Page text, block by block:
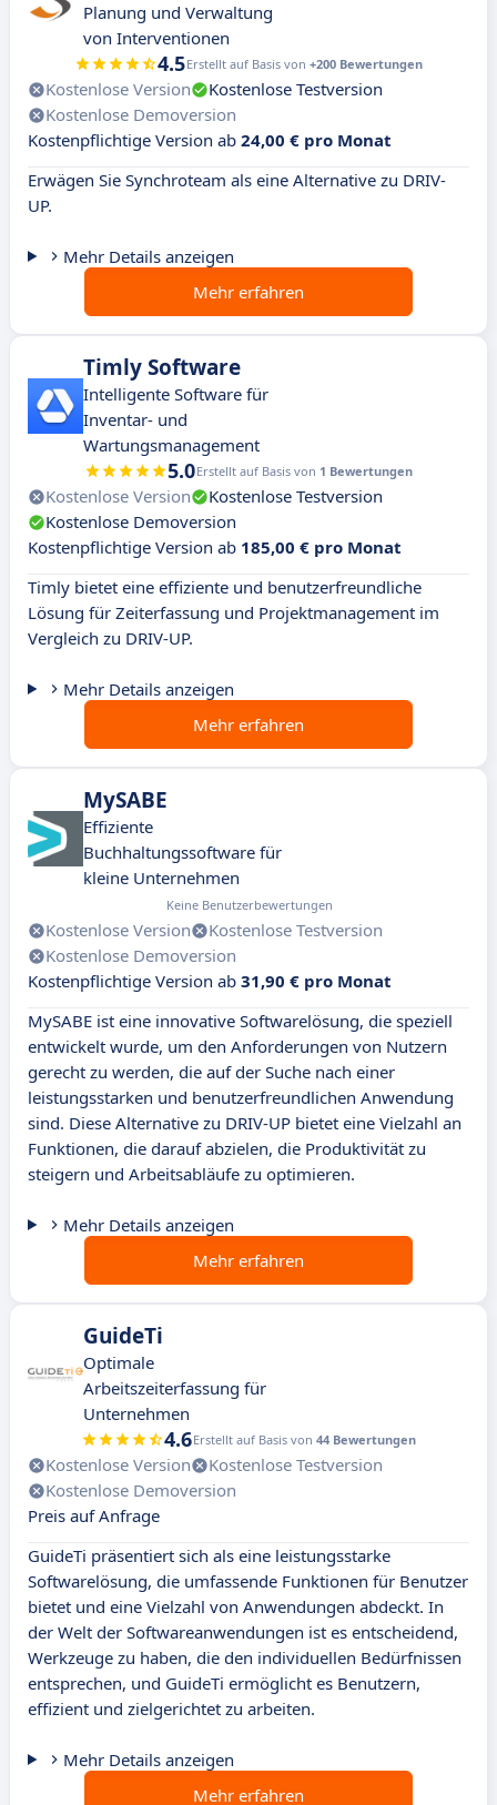
Planung und Verwaltung
von Interventionen
4.5Erstellt auf Basis von +200 Bewertungen
Kostenlose Version
Kostenlose Testversion
Kostenlose Demoversion
Kostenpflichtige Version ab 24,00 € pro Monat
Erwägen Sie Synchroteam als eine Alternative zu DRIV-
UP.
Mehr Details anzeigen
Mehr erfahren
Timly Software
Intelligente Software für
Inventar- und
Wartungsmanagement
5.0Erstellt auf Basis von 1 Bewertungen
Kostenlose Version
Kostenlose Testversion
Kostenlose Demoversion
Kostenpflichtige Version ab 185,00 € pro Monat
Timly bietet eine effiziente und benutzerfreundliche
Lösung für Zeiterfassung und Projektmanagement im
Vergleich zu DRIV-UP.
Mehr Details anzeigen
Mehr erfahren
MySABE
Effiziente
Buchhaltungssoftware für
kleine Unternehmen
Keine Benutzerbewertungen
Kostenlose Version
Kostenlose Testversion
Kostenlose Demoversion
Kostenpflichtige Version ab 31,90 € pro Monat
MySABE ist eine innovative Softwarelösung, die speziell
entwickelt wurde, um den Anforderungen von Nutzern
gerecht zu werden, die auf der Suche nach einer
leistungsstarken und benutzerfreundlichen Anwendung
sind. Diese Alternative zu DRIV-UP bietet eine Vielzahl an
Funktionen, die darauf abzielen, die Produktivität zu
steigern und Arbeitsabläufe zu optimieren.
Mehr Details anzeigen
Mehr erfahren
GuideTi
Optimale
Arbeitszeiterfassung für
Unternehmen
4.6Erstellt auf Basis von 44 Bewertungen
Kostenlose Version
Kostenlose Testversion
Kostenlose Demoversion
Preis auf Anfrage
GuideTi präsentiert sich als eine leistungsstarke
Softwarelösung, die umfassende Funktionen für Benutzer
bietet und eine Vielzahl von Anwendungen abdeckt. In
der Welt der Softwareanwendungen ist es entscheidend,
Werkzeuge zu haben, die den individuellen Bedürfnissen
entsprechen, und GuideTi ermöglicht es Benutzern,
effizient und zielgerichtet zu arbeiten.
Mehr Details anzeigen
Mehr erfahren